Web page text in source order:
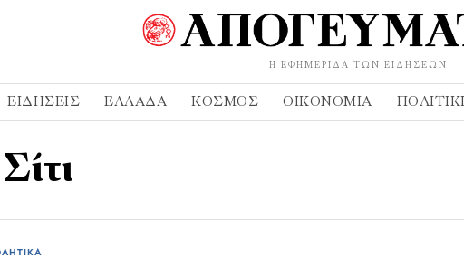
Η ΕΦΗΜΕΡΊΔΑ ΤΩΝ ΕΙΔΉΣΕΩΝ
ΕΙΔΉΣΕΙΣ ΕΛΛΆΔΑ ΚΌΣΜΟΣ ΟΙΚΟΝΟΜΊΑ